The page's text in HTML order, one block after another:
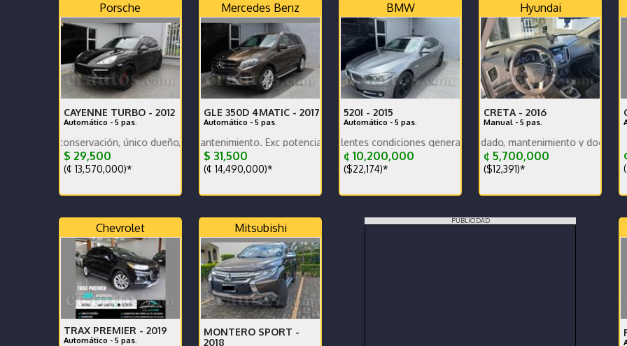
Porsche
CAYENNE TURBO - 2012
Automático - 5 pas.
conservación, único dueño, muy bajo km, nacional. Vehículo de oportunidad!
$ 29,500
(¢ 13,570,000)*
Mercedes Benz
GLE 350D 4MATIC - 2017
Automático - 5 pas.
Bajo km, excelente mantenimiento. Exc potencia y bajo consumo. Financiamiento disponible.
$ 31,500
(¢ 14,490,000)*
BMW
520I - 2015
Automático - 5 pas.
Muy bajo km, en excelentes condiciones generales. Vehículo nacional.
¢ 10,200,000
($22,174)*
Hyundai
CRETA - 2016
Manual - 5 pas.
Vehículo muy bien cuidado, mantenimiento y documentos al
¢ 5,700,000
($12,391)*
Chevrolet
TRAX PREMIER - 2019
Automático - 5 pas.
Mitsubishi
MONTERO SPORT -
2018
PUBLICIDAD